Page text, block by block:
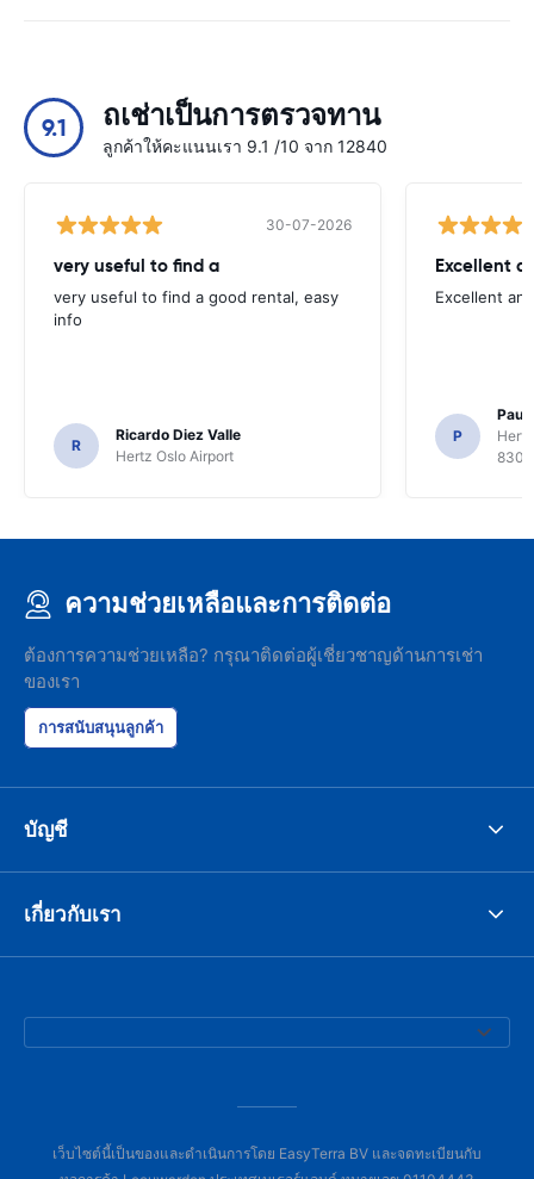
9.1 ถเช่าเป็นการตรวจทาน
ลูกค้าให้คะแนนเรา 9.1 /10 จาก 12840
30-07-2026
very useful to find a
very useful to find a good rental, easy
info
R
Ricardo Diez Valle
Hertz Oslo Airport
Excellent
Excellent
P
Paul
8300
ความช่วยเหลือและการติดต่อ
ต้องการความช่วยเหลือ? กรุณาติดต่อผู้เชี่ยวชาญด้านการเช่า
ของเรา
การสนับสนุนลูกค้า
บัญชี
เกี่ยวกับเรา
เว็บไซต์นี้เป็นของและดำเนินการโดย EasyTerra BV และจดทะเบียนกับ